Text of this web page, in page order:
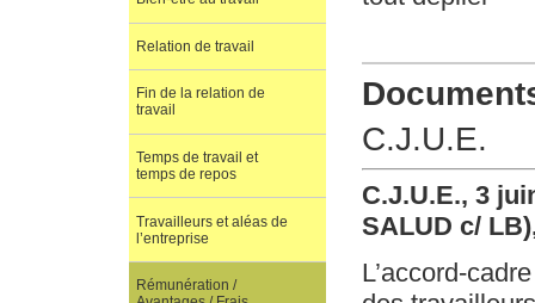
C.J.U.E.
C.J.U.E., 3
SALUD c/
L’accord-
Relation de travail
Fin de la relation de
travail
Temps de travail et
temps de repos
Travailleurs et aléas de
l’entreprise
Rémunération /